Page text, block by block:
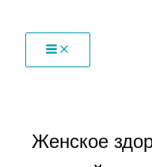
Женское